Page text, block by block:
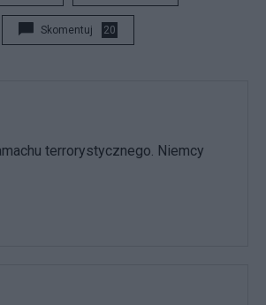
Skomentuj 20
terrorystycznego. Niemcy